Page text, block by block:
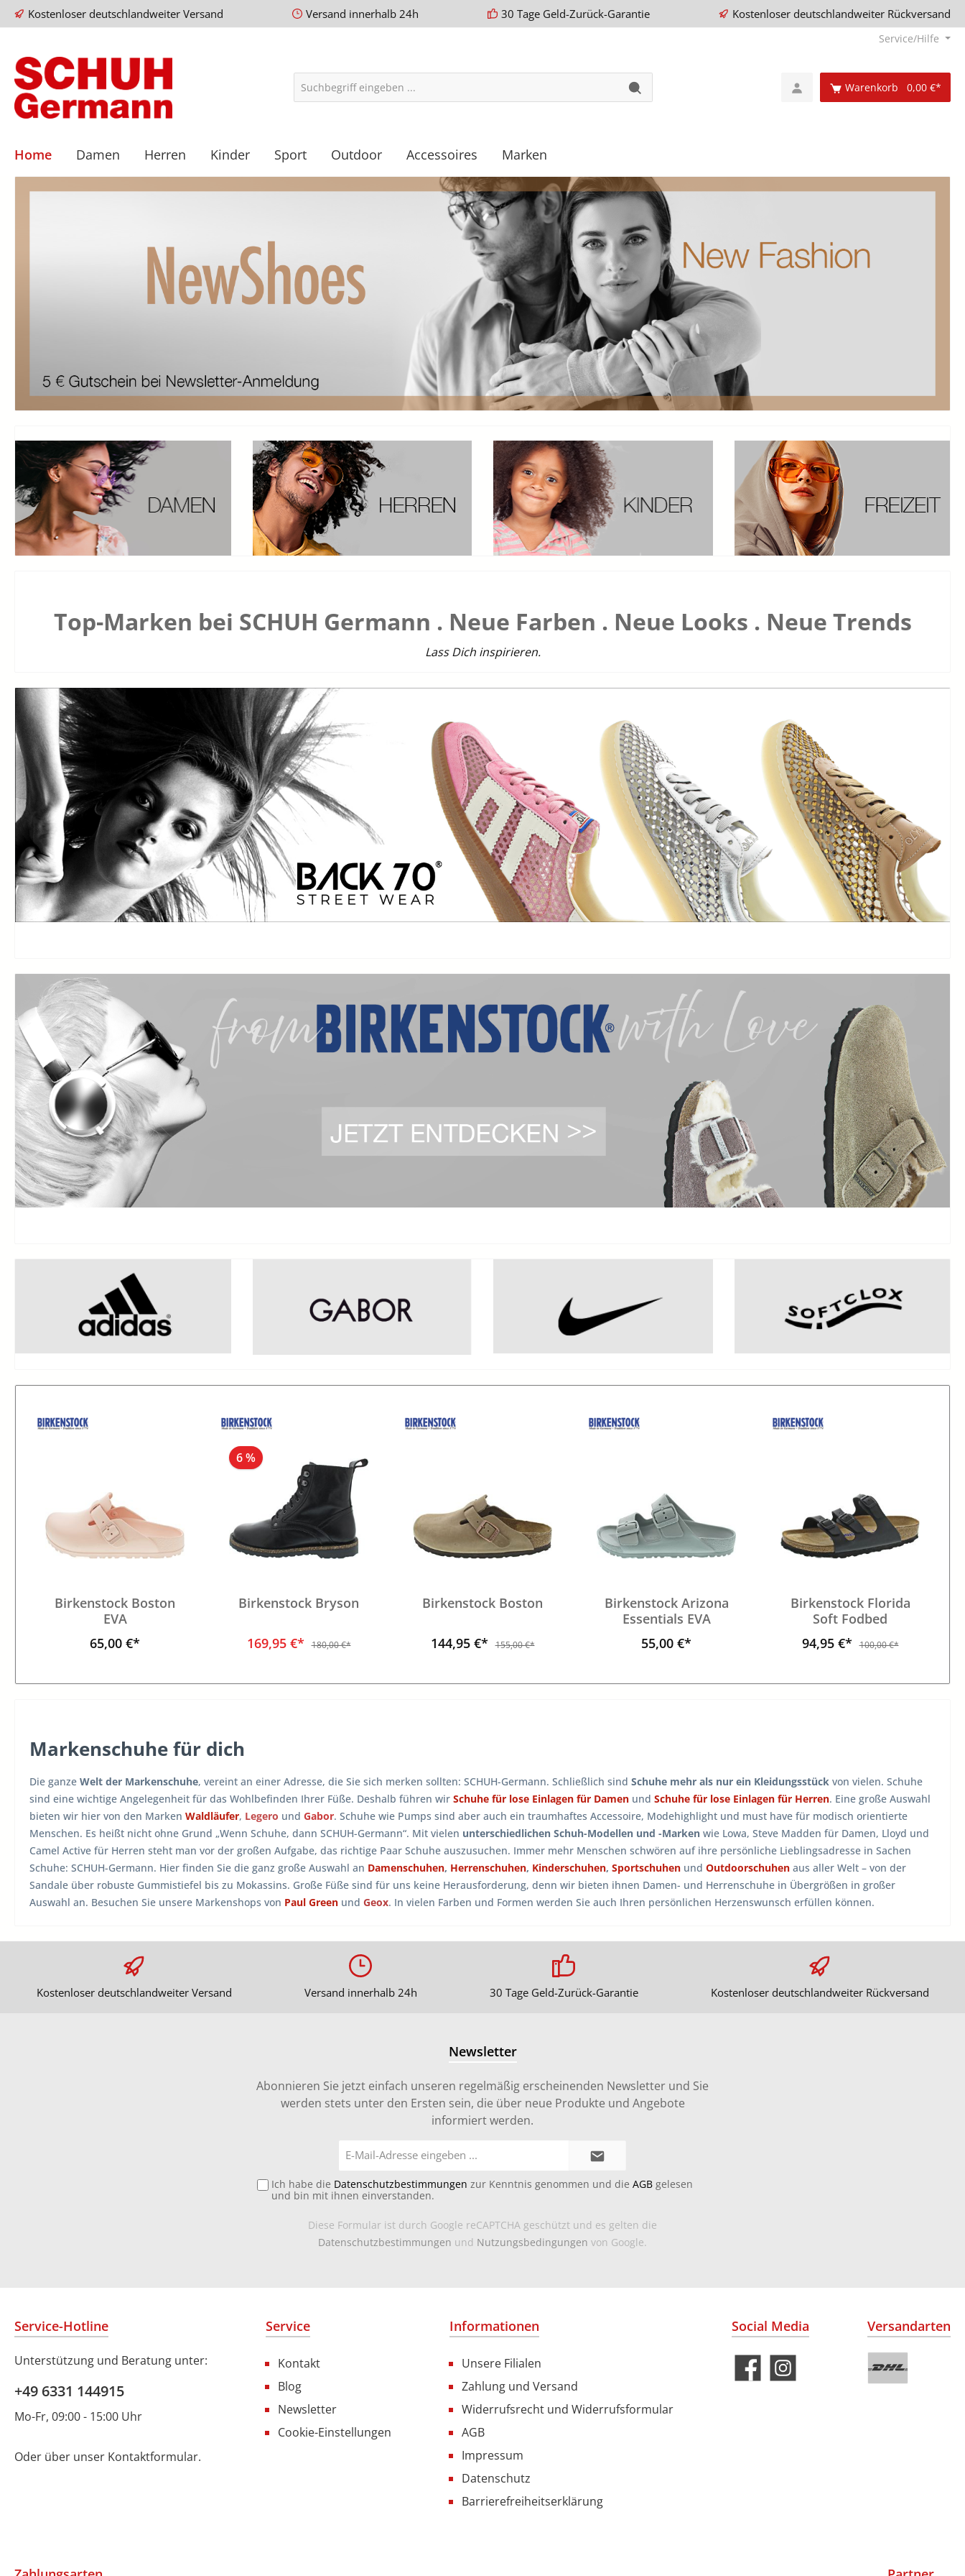
Kostenloser deutschlandweiter Versand Versand innerhalb 24h 30 Tage Geld-Zurück-Garantie Kostenloser deutschlandweiter Rückversand
Service/Hilfe
Warenkorb 0,00 €*
Home Damen Herren Kinder Sport Outdoor Accessoires Marken
Top-Marken bei SCHUH Germann . Neue Farben . Neue Looks . Neue Trends
Lass Dich inspirieren.
Birkenstock Boston
EVA
65,00 €*
6 %
Birkenstock Bryson
169,95 €* 180,00 €*
Birkenstock Boston
144,95 €* 155,00 €*
Birkenstock Arizona
Essentials EVA
55,00 €*
Birkenstock Florida
Soft Fodbed
94,95 €*
100,00 €*
Markenschuhe für dich
Die ganze Welt der Markenschuhe, vereint an einer Adresse, die Sie sich merken sollten: SCHUH-Germann. Schließlich sind Schuhe mehr als nur ein Kleidungsstück von vielen. Schuhe
sind eine wichtige Angelegenheit für das Wohlbefinden Ihrer Füße. Deshalb führen wir Schuhe für lose Einlagen für Damen und Schuhe für lose Einlagen für Herren. Eine große Auswahl
bieten wir hier von den Marken Waldläufer, Legero und Gabor. Schuhe wie Pumps sind aber auch ein traumhaftes Accessoire, Modehighlight und must have für modisch orientierte
Menschen. Es heißt nicht ohne Grund „Wenn Schuhe, dann SCHUH-Germann“. Mit vielen unterschiedlichen Schuh-Modellen und -Marken wie Lowa, Steve Madden für Damen, Lloyd und
Camel Active für Herren steht man vor der großen Aufgabe, das richtige Paar Schuhe auszusuchen. Immer mehr Menschen schwören auf ihre persönliche Lieblingsadresse in Sachen
Schuhe: SCHUH-Germann. Hier finden Sie die ganz große Auswahl an Damenschuhen, Herrenschuhen, Kinderschuhen, Sportschuhen und Outdoorschuhen aus aller Welt – von der
Sandale über robuste Gummistiefel bis zu Mokassins. Große Füße sind für uns keine Herausforderung, denn wir bieten ihnen Damen- und Herrenschuhe in Übergrößen in großer
Auswahl an. Besuchen Sie unsere Markenshops von Paul Green und Geox. In vielen Farben und Formen werden Sie auch Ihren persönlichen Herzenswunsch erfüllen können.
Kostenloser deutschlandweiter Versand Versand innerhalb 24h 30 Tage Geld-Zurück-Garantie Kostenloser deutschlandweiter Rückversand
Newsletter
Abonnieren Sie jetzt einfach unseren regelmäßig erscheinenden Newsletter und Sie
werden stets unter den Ersten sein, die über neue Produkte und Angebote
informiert werden.
Mail-
Ich habe die Datenschutzbestimmungen zur Kenntnis genommen und die AGB gelesen
und bin mit ihnen einverstanden.
Diese Formular ist durch Google reCAPTCHA geschützt und es gelten die
Datenschutzbestimmungen und Nutzungsbedingungen von Google.
Service-Hotline
Unterstützung und Beratung unter:
+49 6331 144915
Mo-Fr, 09:00 - 15:00 Uhr
Oder über unser Kontaktformular.
Service
Kontakt
Blog
Newsletter
Cookie-Einstellungen
Informationen
Unsere Filialen
Zahlung und Versand
Widerrufsrecht und Widerrufsformular
AGB
Impressum
Datenschutz
Barrierefreiheitserklärung
Social Media Versandarten